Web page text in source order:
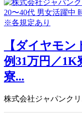
【ダイヤモ
例31万円／1K
寮...
株式会社ジャパンクリ